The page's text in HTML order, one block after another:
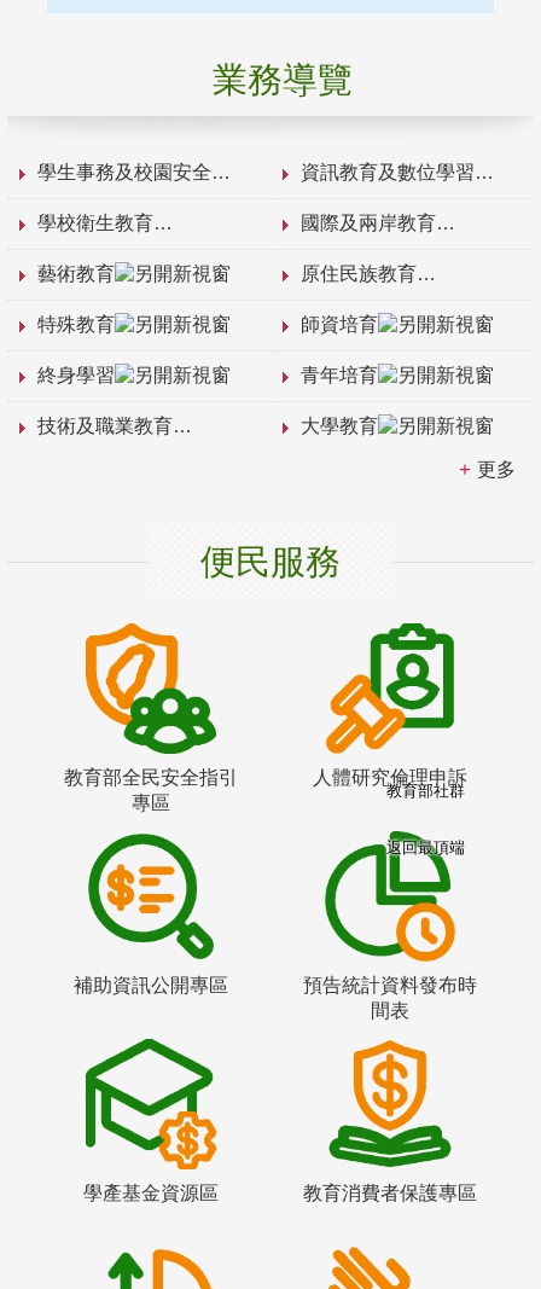
業務導覽
學生事務及校園安全 資訊教育及數位學習
學校衛生教育 國際及兩岸教育
藝術教育 原住民族教育
特殊教育 師資培育
終身學習 青年培育
技術及職業教育 大學教育
更多
便民服務
教育部全民安全指引
專區
人體研究倫理申訴
補助資訊公開專區
預告統計資料發布時
間表
學產基金資源區 教育消費者保護專區
教育部社群
返回最頂端